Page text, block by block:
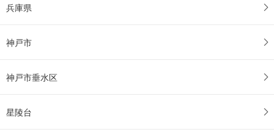
兵庫県
神戸市
神戸市垂水区
星陵台